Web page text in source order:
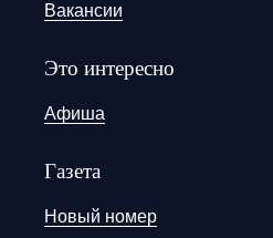
Вакансии
Это интересно
Афиша
Газета
Новый номер